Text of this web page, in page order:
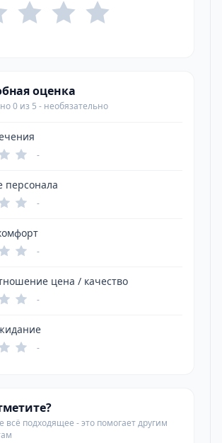
оценка
0 из 5 - необязательно
-
-
-
цена / качество
-
-
всё подходящее - это помогает другим